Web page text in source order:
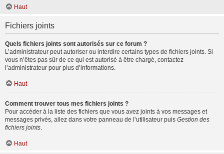
Haut
Fichiers joints
Quels fichiers joints sont autorisés sur ce forum ?
L’administrateur peut autoriser ou interdire certains types de fichiers joints. Si
vous n’êtes pas sûr de ce qui est autorisé à être chargé, contactez
l’administrateur pour plus d’informations.
Haut
Comment trouver tous mes fichiers joints ?
Pour accéder à la liste des fichiers que vous avez joints à vos messages et
messages privés, allez dans votre panneau de l’utilisateur puis Gestion des
fichiers joints.
Haut